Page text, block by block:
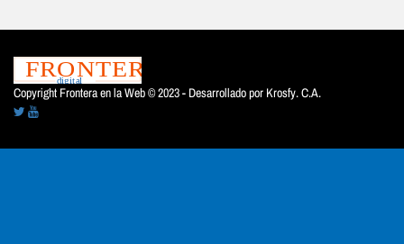
Copyright Frontera en la Web © 2023 - Desarrollado por Krosfy. C.A.